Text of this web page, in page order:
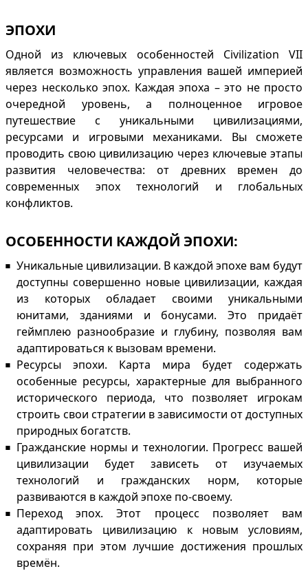
ЭПОХИ
Одной из ключевых особенностей Civilization VII
является возможность управления вашей империей
через несколько эпох. Каждая эпоха – это не просто
очередной уровень, а полноценное игровое
путешествие с уникальными цивилизациями,
ресурсами и игровыми механиками. Вы сможете
проводить свою цивилизацию через ключевые этапы
развития человечества: от древних времен до
современных эпох технологий и глобальных
конфликтов.
ОСОБЕННОСТИ КАЖДОЙ ЭПОХИ:
Уникальные цивилизации. В каждой эпохе вам будут
доступны совершенно новые цивилизации, каждая
из которых обладает своими уникальными
юнитами, зданиями и бонусами. Это придаёт
геймплею разнообразие и глубину, позволяя вам
адаптироваться к вызовам времени.
Ресурсы эпохи. Карта мира будет содержать
особенные ресурсы, характерные для выбранного
исторического периода, что позволяет игрокам
строить свои стратегии в зависимости от доступных
природных богатств.
Гражданские нормы и технологии. Прогресс вашей
цивилизации будет зависеть от изучаемых
технологий и гражданских норм, которые
развиваются в каждой эпохе по-своему.
Переход эпох. Этот процесс позволяет вам
адаптировать цивилизацию к новым условиям,
сохраняя при этом лучшие достижения прошлых
времён.